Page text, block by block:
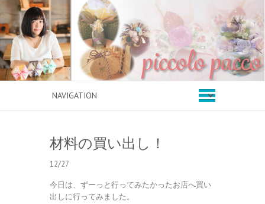
材料の買い出し！
12/27
今日は、ずーっと行ってみたかったお店へ買い
出しに行ってみました。